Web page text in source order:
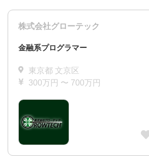
株式会社グローテック
金融系プログラマー
東京都 文京区
300万円 〜 700万円